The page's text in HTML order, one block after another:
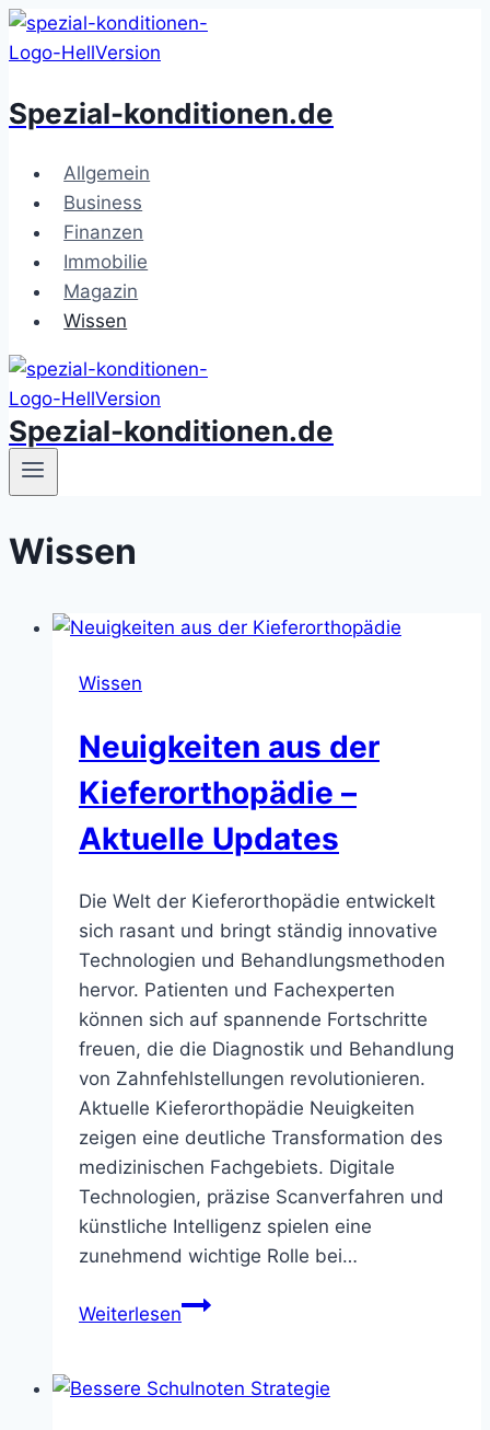
Zum
Inhalt
Spezial-konditionen.de
Allgemein
Business
Finanzen
Immobilie
Magazin
Wissen
Spezial-konditionen.de
Wissen
Wissen
Neuigkeiten aus der
Kieferorthopädie –
Aktuelle Updates
Die Welt der Kieferorthopädie entwickelt
sich rasant und bringt ständig innovative
Technologien und Behandlungsmethoden
hervor. Patienten und Fachexperten
können sich auf spannende Fortschritte
freuen, die die Diagnostik und Behandlung
von Zahnfehlstellungen revolutionieren.
Aktuelle Kieferorthopädie Neuigkeiten
zeigen eine deutliche Transformation des
medizinischen Fachgebiets. Digitale
Technologien, präzise Scanverfahren und
künstliche Intelligenz spielen eine
zunehmend wichtige Rolle bei…
WeiterlesenNeuigkeiten
Kieferorthopädie